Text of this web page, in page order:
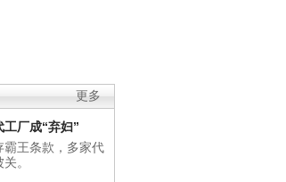
更多
工厂成“弃妇”
霸王条款，多家代
。